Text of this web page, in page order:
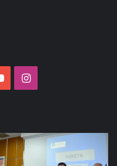
YouTubeInstagram